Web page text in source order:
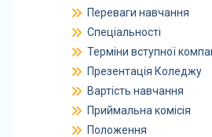
Переваги навчання
Спеціальності
Терміни вступної
Презентація Коледжу
Вартість навчання
Приймальна комісія
Положення